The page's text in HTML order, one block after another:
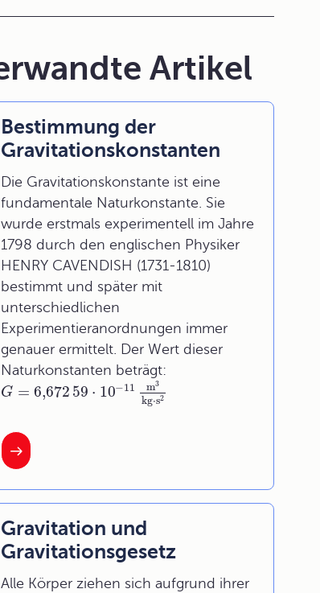
Artikel
Bestimmung der
Gravitationskonstanten
Die Gravitationskonstante ist eine
fundamentale Naturkonstante. Sie
wurde erstmals experimentell im Jahre
1798 durch den englischen Physiker
HENRY CAVENDISH (1731-1810)
bestimmt und später mit
unterschiedlichen
Experimentieranordnungen immer
genauer ermittelt. Der Wert dieser
Naturkonstanten beträgt:
G = 6,672 59 ⋅ 10−11 m3
kg⋅s2
Gravitation und
Gravitationsgesetz
Alle Körper ziehen sich aufgrund ihrer